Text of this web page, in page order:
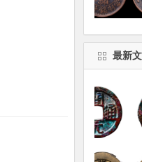
最新